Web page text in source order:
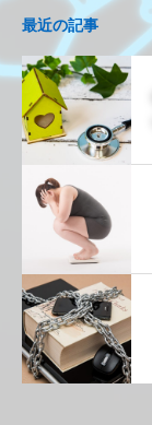
最近の記事